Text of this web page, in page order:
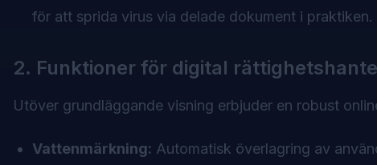
för att sprida virus via delade dokument i praktiken.
2. Funktioner för digital
Utöver grundläggande visning erbjuder en robust
Vattenmärkning: Automatisk överlagring av